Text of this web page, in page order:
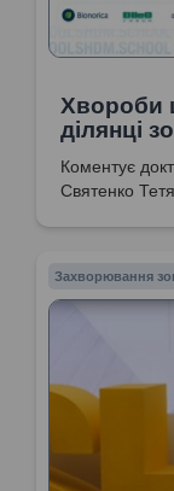
Хвороби
ділянці
Коментує
Святенко
Захворювання